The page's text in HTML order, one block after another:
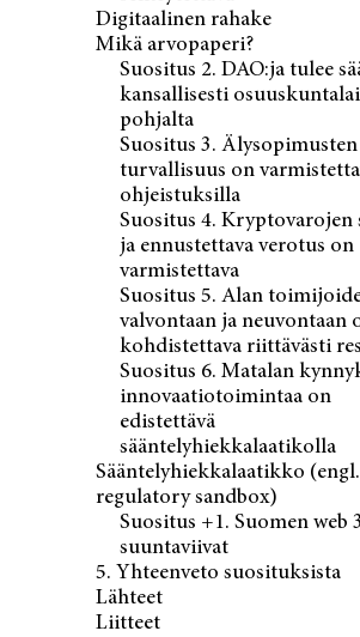
Digitaalinen rahake
Mikä arvopaperi?
Suositus 2. DAO:ja tulee
kansallisesti
pohjalta
Suositus 3. Älysopimusten
turvallisuus on
ohjeistuksilla
Suositus 4. Kryptovarojen
ja ennustettava verotus on
varmistettava
Suositus 5. Alan
valvontaan ja neu­vontaan
kohdistettava riittävästi
Suositus 6. Matalan
innovaatiotoimintaa on
edistettävä
sääntelyhiekkalaatikolla
Sääntelyhiekkalaatikko (engl.
regulatory sandbox)
Suositus +1. Suomen web
suuntaviivat
5. Yhteenveto suosituksista
Lähteet
Liitteet